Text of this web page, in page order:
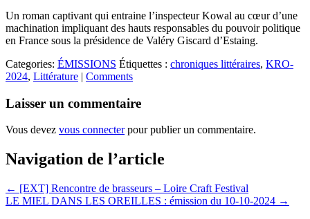
Un roman captivant qui entraine l’inspecteur Kowal au cœur d’une
machination impliquant des hauts responsables du pouvoir politique
en France sous la présidence de Valéry Giscard d’Estaing.
Categories: ÉMISSIONS Étiquettes : chroniques littéraires, KRO-
2024, Littérature | Comments
Laisser un commentaire
Vous devez vous connecterpour publier un commentaire.
Navigation de l’article
← [EXT] Rencontre de brasseurs – Loire Craft Festival
LE MIEL DANS LES OREILLES : émission du 10-10-2024 →